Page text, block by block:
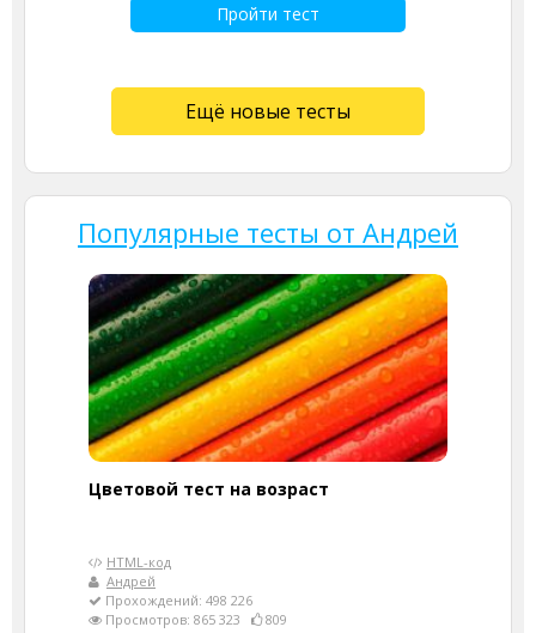
Пройти тест
Ещё новые тесты
Популярные тесты от Андрей
Цветовой тест на возраст
HTML-код
Андрей
Прохождений: 498 226
Просмотров: 865 323
809